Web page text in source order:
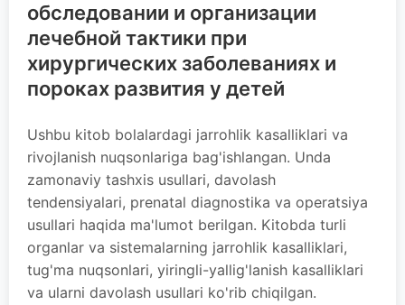
обследовании и организации
лечебной тактики при
хирургических заболеваниях и
пороках развития у детей
Ushbu kitob bolalardagi jarrohlik kasalliklari va
rivojlanish nuqsonlariga bag'ishlangan. Unda
zamonaviy tashxis usullari, davolash
tendensiyalari, prenatal diagnostika va operatsiya
usullari haqida ma'lumot berilgan. Kitobda turli
organlar va sistemalarning jarrohlik kasalliklari,
tug'ma nuqsonlari, yiringli-yallig'lanish kasalliklari
va ularni davolash usullari ko'rib chiqilgan.